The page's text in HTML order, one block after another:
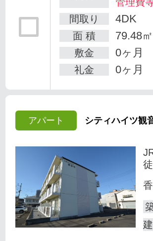
間取り
4DK
面 積 79.48㎡
敷金 0ヶ月
礼金 0ヶ月
アパート シティハイツ観